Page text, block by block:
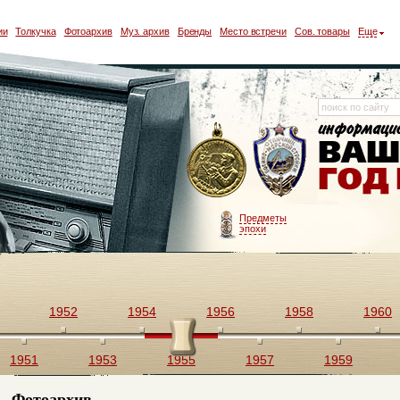
Толкучка Фотоархив Муз. архив Бренды Место встречи Сов. товары Еще
Предметы
эпохи
1951
1952
1953
1954
1955
1956
1957
1958
1959
1960